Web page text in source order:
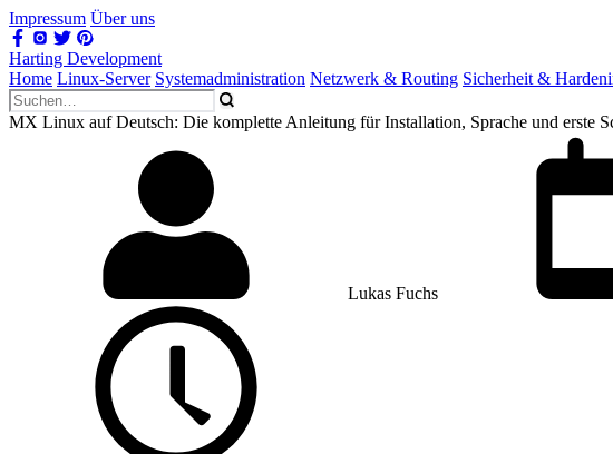
Impressum Über uns
Harting Development
Home Linux-Server Systemadministration Netzwerk & Routing Sicherheit &
MX Linux auf Deutsch: Die komplette Anleitung für Installation, Sprache und erste
Lukas Fuchs